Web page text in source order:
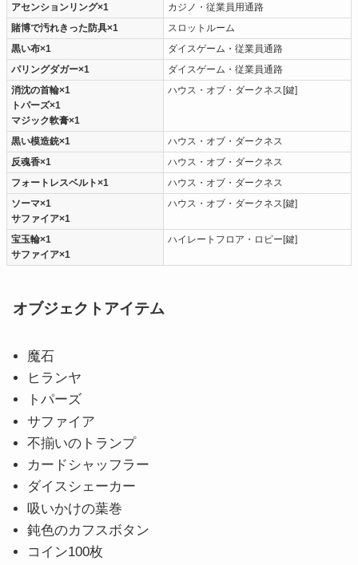
アセンションリング×1
カジノ・従業員用通路
賭博で汚れきった防具×1
スロットルーム
黒い布×1
ダイスゲーム・従業員通路
パリングダガー×1
ダイスゲーム・従業員通路
消沈の首輪×1
トパーズ×1
マジック軟膏×1
ハウス・オブ・ダークネス[鍵]
黒い模造銃×1
ハウス・オブ・ダークネス
反魂香×1
ハウス・オブ・ダークネス
フォートレスベルト×1
ハウス・オブ・ダークネス
ソーマ×1
サファイア×1
ハウス・オブ・ダークネス[鍵]
宝玉輪×1
サファイア×1
ハイレートフロア・ロビー[鍵]
オブジェクトアイテム
魔石
ヒランヤ
トパーズ
サファイア
不揃いのトランプ
カードシャッフラー
ダイスシェーカー
吸いかけの葉巻
鈍色のカフスボタン
コイン100枚